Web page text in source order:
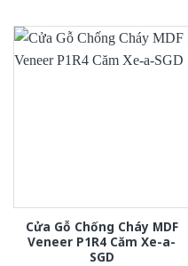
Cửa Gỗ Chống Cháy MDF
Veneer P1R4 Căm Xe-a-
SGD